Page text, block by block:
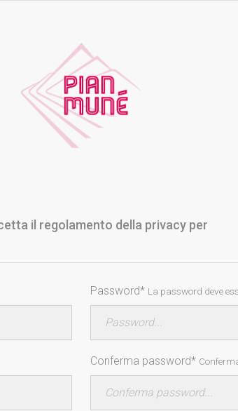
il regolamento della privacy per
Password* La password deve
Conferma password*